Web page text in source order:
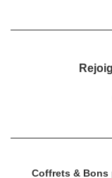
Coffrets & Bons